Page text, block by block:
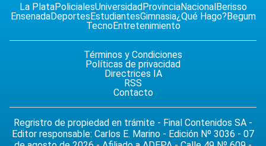
La PlataPolicialesUniversidadProvinciaNacionalBerisso
EnsenadaDeportesEstudiantesGimnasia¿Qué Hago?Begum
TecnoEntretenimiento
Términos y Condiciones
Políticas de privacidad
Directrices IA
RSS
Contacto
Regristro de propiedad en trámite - Final Contenidos SA -
Editor responsable: Carlos E. Marino - Edición Nº 3036 - 07